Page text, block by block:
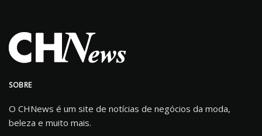
SOBRE
O CHNews é um site de notícias de negócios da moda,
beleza e muito mais.